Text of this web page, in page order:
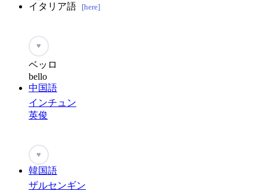
イタリア語 [here]
♥
ベッロ
bello
中国語
インチュン
英俊
♥
韓国語
ザルセンギン